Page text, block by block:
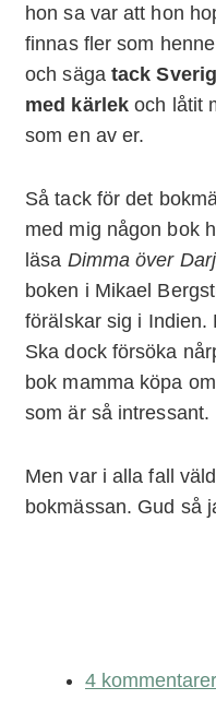
hon sa var att hon
finnas fler som
och säga tack
med kärlekoch låtit
som en av er.
Så tack för det
med mig någon bok
läsa Dimma över
boken i Mikael
förälskar sig i Indien.
Ska dock försöka
bok mamma köpa
som är så intressant.
Men var i alla fall
bokmässan. Gud så
4 kommentarer